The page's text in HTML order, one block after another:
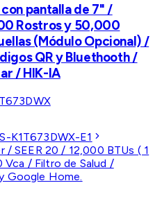
pantalla de 7" /
Rostros y 50,000
(Módulo Opcional) /
QR y Bluethooth /
/ HIK-IA
K1T673DWX-E1